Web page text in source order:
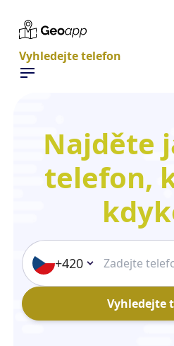
Vyhledejte telefon
Najděte
telefon,
+420
Vyhledejte